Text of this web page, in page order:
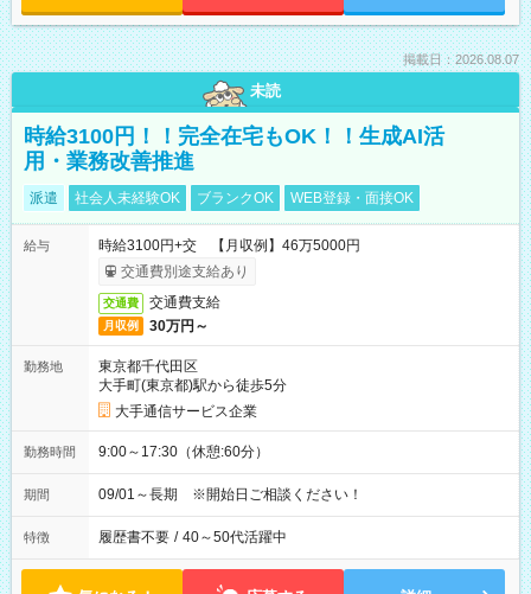
掲載日：2026.08.07
未読
時給3100円！！完全在宅もOK！！生成AI活
用・業務改善推進
派遣 社会人未経験OK ブランクOK WEB登録・面接OK
給与
時給3100円+交 【月収例】46万5000円
交通費別途支給あり
交通費 交通費支給
月収例 30万円～
勤務地
東京都千代田区
大手町(東京都)駅から徒歩5分
大手通信サービス企業
勤務時間 9:00～17:30（休憩:60分）
期間 09/01～長期 ※開始日ご相談ください！
特徴 履歴書不要 / 40～50代活躍中